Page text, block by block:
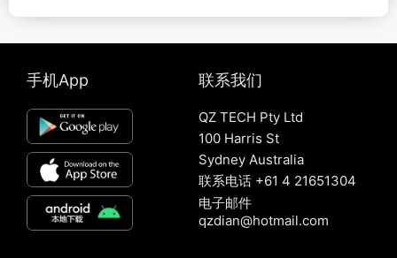
手机App 联系我们
QZ TECH Pty Ltd
100 Harris St
Sydney Australia
联系电话 +61 4 21651304
电子邮件
qzdian@hotmail.com